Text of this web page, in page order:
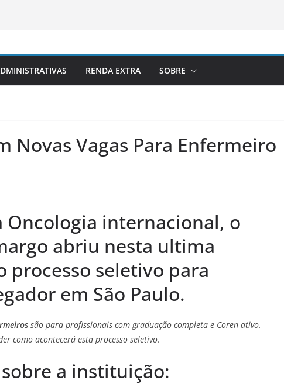
RENDA EXTRA SOBRE
Novas Vagas Para Enfermeiro
Oncologia internacional, o
abriu nesta ultima
processo seletivo para
em São Paulo.
são para profissionais com graduação completa e Coren ativo.
como acontecerá esta processo seletivo.
a instituição: